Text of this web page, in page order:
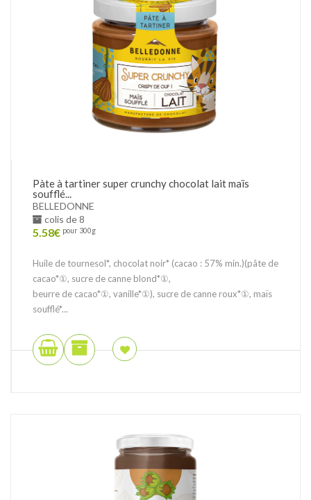
Pàte à tartiner super crunchy chocolat lait maïs
soufflé...
BELLEDONNE
colis de 8
5.58€ pour 300g
Huile de tournesol*, chocolat noir* (cacao : 57% min.)(pâte de
cacao*①, sucre de canne blond*①,
beurre de cacao*①, vanille*①), sucre de canne roux*①, maïs
soufflé*...